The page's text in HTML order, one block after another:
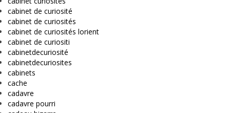
cabinet de curiosité
cabinet de curiosités
cabinet de curiosités lorient
cabinet de curiositi
cabinetdecuriosité
cabinetdecuriosites
cabinets
cache
cadavre
cadavre pourri